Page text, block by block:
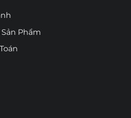
Phẩm